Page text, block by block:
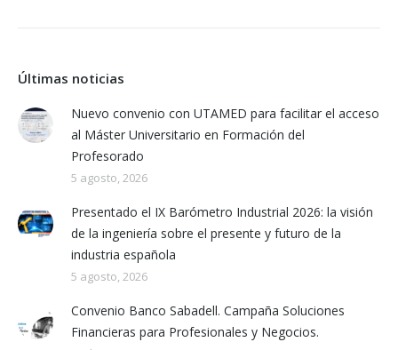
Últimas noticias
Nuevo convenio con UTAMED para facilitar el acceso
al Máster Universitario en Formación del
Profesorado
5 agosto, 2026
Presentado el IX Barómetro Industrial 2026: la visión
de la ingeniería sobre el presente y futuro de la
industria española
5 agosto, 2026
Convenio Banco Sabadell. Campaña Soluciones
Financieras para Profesionales y Negocios.